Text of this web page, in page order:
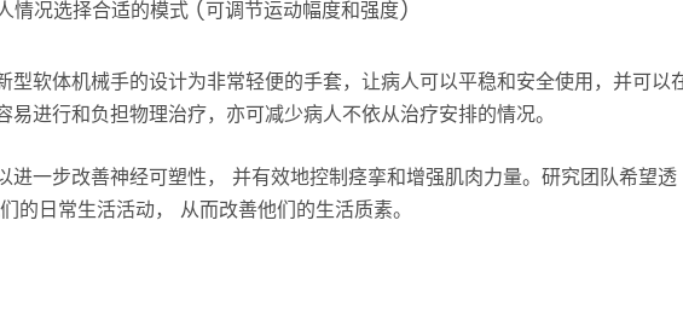
情况选择合适的模式 (可调节运动幅度和强度)
型软体机械手的设计为非常轻便的手套，让病人可以平稳和安全使用，并可以
易进行和负担物理治疗，亦可减少病人不依从治疗安排的情况。
进一步改善神经可塑性， 并有效地控制痉挛和增强肌肉力量。研究团队希望透
的日常生活活动， 从而改善他们的生活质素。